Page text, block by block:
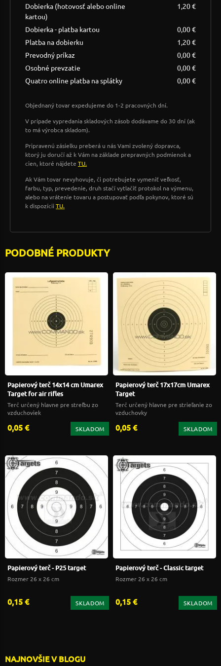
Dobierka (hotovosť alebo online
kartou)
1,20 €
Dobierka - platba kartou
0,00 €
Platba na dobierku
1,20 €
Prevodný príkaz
0,00 €
Osobné prevzatie
0,00 €
Quatro online platba na splátky
0,00 €
Objednaný tovar expedujeme do 1-2 pracovných dní.
V prípade vypredania skladových zásob dodávame do 30 dní (ak
to má výrobca skladom).
Pripravenú zásielku preberá u nás Vami zvolený dopravca,
ktorý ju doručí až k Vám na základe prepravných podmienok a
cien, ktoré nájdete TU.
Ak Vám tovar nevyhovuje, či potrebujete vymeniť veľkosť,
farbu, typ, prevedenie, druh stačí vytlačiť protokol na výmenu,
alebo na vrátenie tovaru a postupovať podľa pokynov, ktoré sú
k dispozícii TU.
PODOBNÉ PRODUKTY
Papierový terč 14x14 cm Umarex
Target for air rifles
Terč určený hlavne pre streľbu zo
vzduchoviek
0,05 € SKLADOM
Papierový terč 17x17cm Umarex
Target
Terč určený hlavne pre strieľanie zo
vzduchovky
0,05 € SKLADOM
Papierový terč - P25 target
Rozmer 26 x 26 cm
0,15 € SKLADOM
Papierový terč - Classic target
Rozmer 26 x 26 cm
0,15 € SKLADOM
NAJNOVŠIE V BLOGU